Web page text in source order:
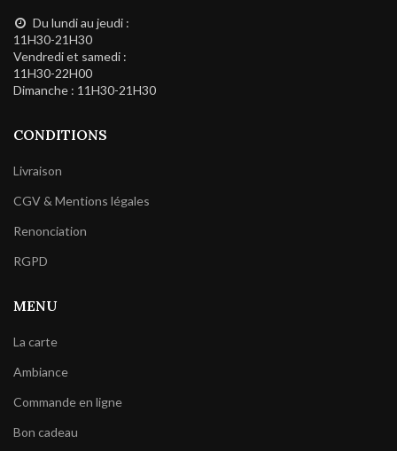
Du lundi au jeudi :
11H30-21H30
Vendredi et samedi :
11H30-22H00
Dimanche : 11H30-21H30
CONDITIONS
Livraison
CGV & Mentions légales
Renonciation
RGPD
MENU
La carte
Ambiance
Commande en ligne
Bon cadeau